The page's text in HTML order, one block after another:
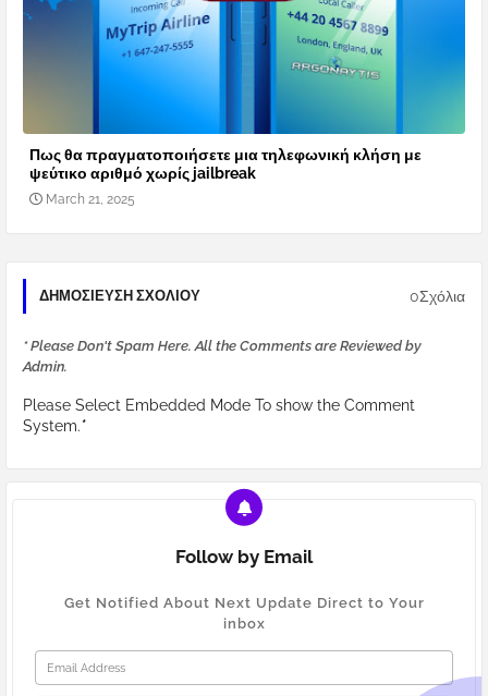
Πως θα πραγματοποιήσετε μια τηλεφωνική κλήση με
ψεύτικο αριθμό χωρίς jailbreak
March 21, 2025
ΔΗΜΟΣΊΕΥΣΗ ΣΧΟΛΊΟΥ 0Σχόλια
* Please Don't Spam Here. All the Comments are Reviewed by
Admin.
Please Select Embedded Mode To show the Comment
System.*
Follow by Email
Get Notified About Next Update Direct to Your
inbox